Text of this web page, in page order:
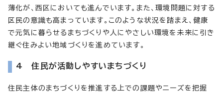
薄化が、西区においても進んでいます。また、環境問題に対する
区民の意識も高まっています。このような状況を踏まえ、健康
で元気に暮らせるまちづくりや人にやさしい環境を未来に引き
継ぐ住みよい地域づくりを進めています。
4 住民が活動しやすいまちづくり
住民主体のまちづくりを推進する上での課題やニーズを把握